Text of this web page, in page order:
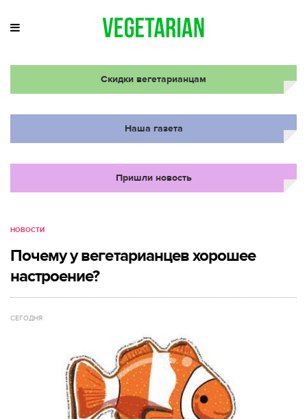
Скидки вегетарианцам
Наша газета
Пришли новость
НОВОСТИ
Почему у вегетарианцев хорошее
настроение?
СЕГОДНЯ